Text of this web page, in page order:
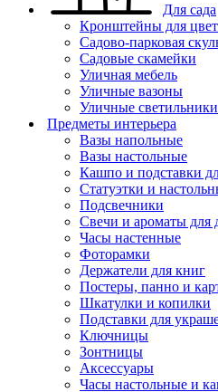
Для сада
Кронштейны для
Садово-парковая
Садовые скамейки
Уличная мебель
Уличные вазоны
Уличные светильники
Предметы интерьера
Вазы напольные
Вазы настольные
Кашпо и подставки
Статуэтки и
Подсвечники
Свечи и ароматы для
Часы настенные
Фоторамки
Держатели для книг
Постеры, панно и
Шкатулки и копилки
Подставки для
Ключницы
Зонтницы
Аксессуары
Часы настольные и